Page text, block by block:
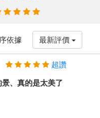
依據 最新評價
超讚
、真的是太美了